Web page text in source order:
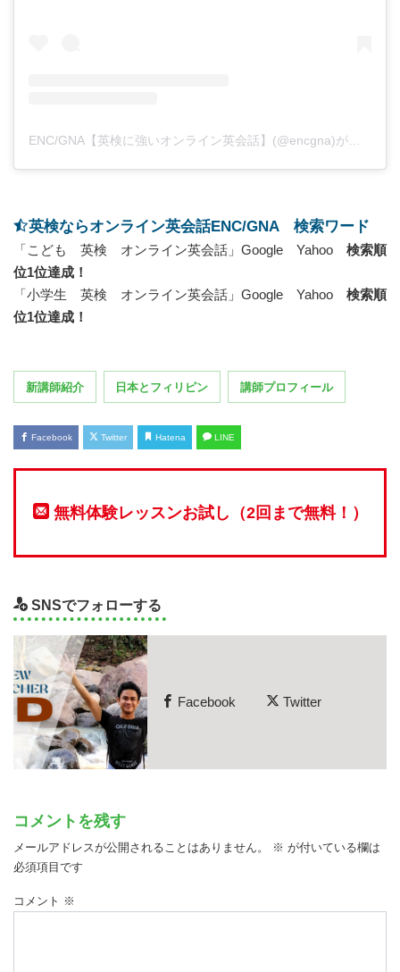
英検ならオンライン英会話ENC/GNA 検索ワード
「こども 英検 オンライン英会話」Google Yahoo 検索順
位1位達成！
「小学生 英検 オンライン英会話」Google Yahoo 検索順
位1位達成！
新講師紹介 日本とフィリピン 講師プロフィール
Facebook Twitter Hatena LINE
無料体験レッスンお試し（2回まで無料！）
SNSでフォローする
Facebook Twitter
コメントを残す
メールアドレスが公開されることはありません。 ※ が付いている欄は
必須項目です
コメント ※